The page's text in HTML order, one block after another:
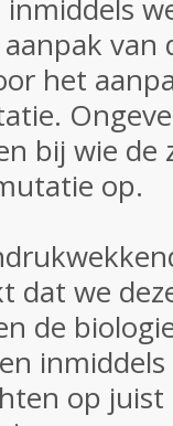
het
bij wie de
op.
dat we
de
op juist